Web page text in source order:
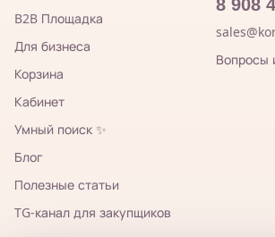
B2B Площадка
Для бизнеса
Корзина
Кабинет
Умный поиск ✨
Блог
Полезные статьи
TG-канал для закупщиков
8 908
Вопросы